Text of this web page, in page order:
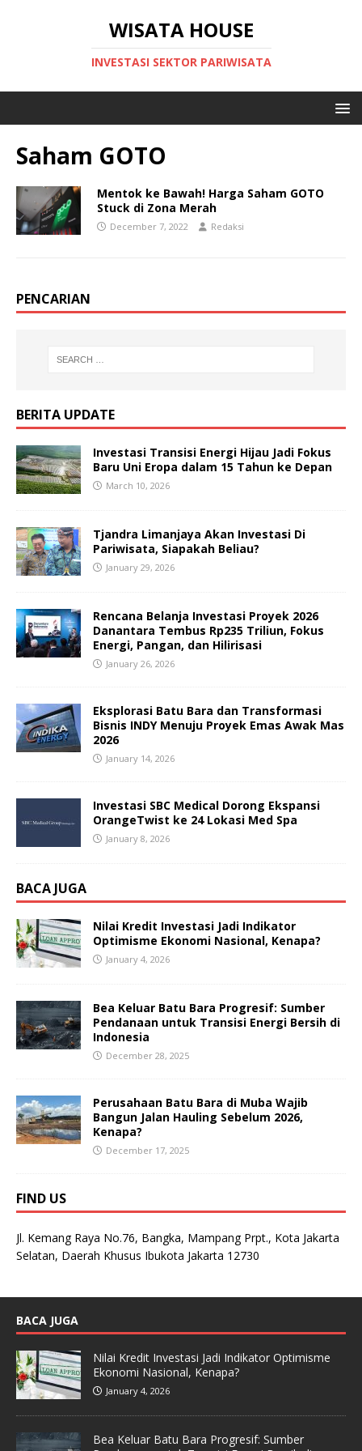
WISATA HOUSE
INVESTASI SEKTOR PARIWISATA
Saham GOTO
Mentok ke Bawah! Harga Saham GOTO
Stuck di Zona Merah
December 7, 2022 Redaksi
PENCARIAN
BERITA UPDATE
Investasi Transisi Energi Hijau Jadi Fokus
Baru Uni Eropa dalam 15 Tahun ke Depan
March 10, 2026
Tjandra Limanjaya Akan Investasi Di
Pariwisata, Siapakah Beliau?
January 29, 2026
Rencana Belanja Investasi Proyek 2026
Danantara Tembus Rp235 Triliun, Fokus
Energi, Pangan, dan Hilirisasi
January 26, 2026
Eksplorasi Batu Bara dan Transformasi
Bisnis INDY Menuju Proyek Emas Awak Mas
2026
January 14, 2026
Investasi SBC Medical Dorong Ekspansi
OrangeTwist ke 24 Lokasi Med Spa
January 8, 2026
BACA JUGA
Nilai Kredit Investasi Jadi Indikator
Optimisme Ekonomi Nasional, Kenapa?
January 4, 2026
Bea Keluar Batu Bara Progresif: Sumber
Pendanaan untuk Transisi Energi Bersih di
Indonesia
December 28, 2025
Perusahaan Batu Bara di Muba Wajib
Bangun Jalan Hauling Sebelum 2026,
Kenapa?
December 17, 2025
FIND US
Jl. Kemang Raya No.76, Bangka, Mampang Prpt., Kota Jakarta
Selatan, Daerah Khusus Ibukota Jakarta 12730
BACA JUGA
Nilai Kredit Investasi Jadi Indikator Optimisme
Ekonomi Nasional, Kenapa?
January 4, 2026
Bea Keluar Batu Bara Progresif: Sumber